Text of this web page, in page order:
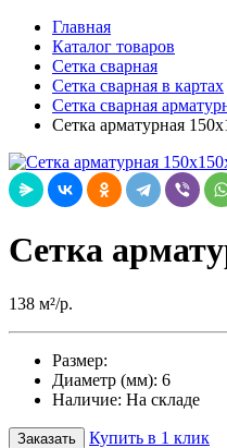
Главная
Каталог товаров
Сетка сварная
Сетка сварная в картах
Сетка сварная
Сетка арматурная
Сетка
138 м²/р.
Размер:
Диаметр (мм): 6
Наличие: На складе
Заказать
Купить в 1 клик